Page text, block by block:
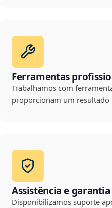
Ferramentas
Trabalhamos com
proporcionam um resultado
Assistência e garantia
Disponibilizamos suporte